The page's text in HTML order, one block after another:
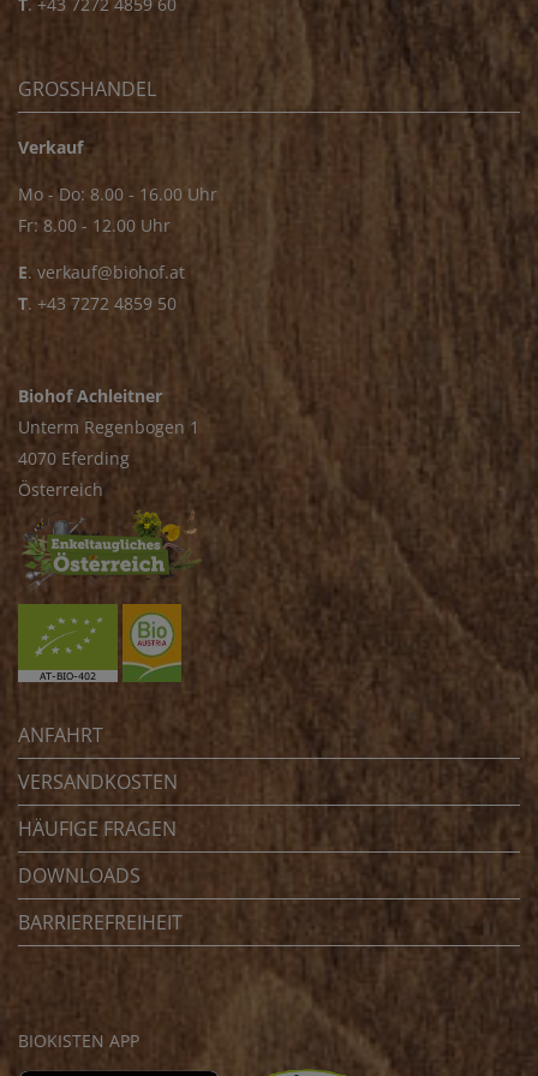
GROSSHANDEL
Verkauf
Mo - Do: 8.00 - 16.00 Uhr
Fr: 8.00 - 12.00 Uhr
E. verkauf@biohof.at
T. +43 7272 4859 50
Biohof Achleitner
Unterm Regenbogen 1
4070 Eferding
Österreich
ANFAHRT
VERSANDKOSTEN
HÄUFIGE FRAGEN
DOWNLOADS
BARRIEREFREIHEIT
BIOKISTEN APP